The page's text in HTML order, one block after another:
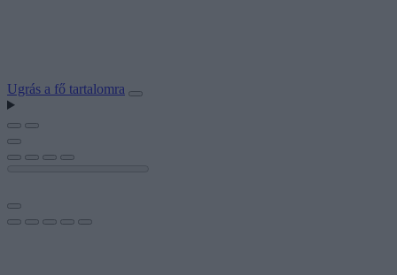
Ugrás a fő tartalomra